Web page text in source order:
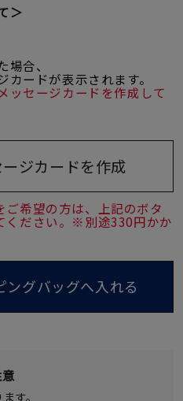
＞
合、
ードが表示されます。
ッセージカードを作成して
ジカードを作成
ご希望の方は、上記のボタ
ください。※別途330円かか
ングバッグへ入れる
す。